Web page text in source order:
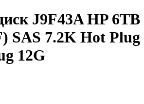
J9F43A HP 6TB
SAS 7.2K Hot Plug
12G